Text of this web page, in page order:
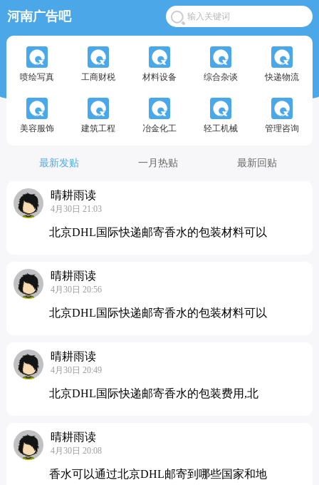
河南广告吧
喷绘写真 工商财税 材料设备 综合杂谈 快递物流
美容服饰 建筑工程 冶金化工 轻工机械 管理咨询
最新发贴 一月热贴 最新回贴
晴耕雨读
4月30日 21:03
北京DHL国际快递邮寄香水的包装材料可以
晴耕雨读
4月30日 20:56
北京DHL国际快递邮寄香水的包装材料可以
晴耕雨读
4月30日 20:49
北京DHL国际快递邮寄香水的包装费用,北
晴耕雨读
4月30日 20:08
香水可以通过北京DHL邮寄到哪些国家和地